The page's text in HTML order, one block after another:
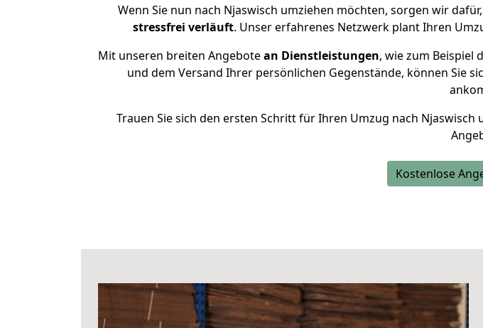
Wenn Sie nun nach Njaswisch umziehen möchten, sorgen wir
stressfrei verläuft. Unser erfahrenes Netzwerk plant Ihren
Mit unseren breiten Angebotean Dienstleistungen, wie zum Beispiel
und dem Versand Ihrer persönlichen Gegenstände, können Sie
Trauen Sie sich den ersten Schritt für Ihren Umzug nach Njaswisch
Kostenlose